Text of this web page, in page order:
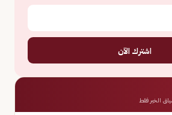
اشترك الآن
الخبر فقط